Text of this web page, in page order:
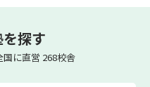
自分の予定にあわせて、
目（理科・社会など）も
なか手が回らない科目
できると好評です。
１人に生徒２人まで」で「保護者の
。
DOJO[集団]、中学生は5科目（数
目（数学・英語・国語[古典・現代
探す
に直営 268校舎